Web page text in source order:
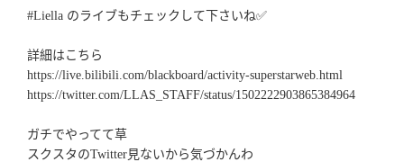
#Liella のライブもチェックして下さいね✅
詳細はこちら
https://live.bilibili.com/blackboard/activity-superstarweb.html
https://twitter.com/LLAS_STAFF/status/1502222903865384964
ガチでやってて草
スクスタのTwitter見ないから気づかんわ